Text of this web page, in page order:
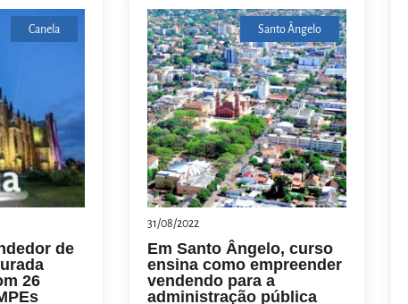
Canela
de
26
Santo Ângelo
31/08/2022
Em Santo Ângelo, curso
ensina como empreender
vendendo para a
administração pública